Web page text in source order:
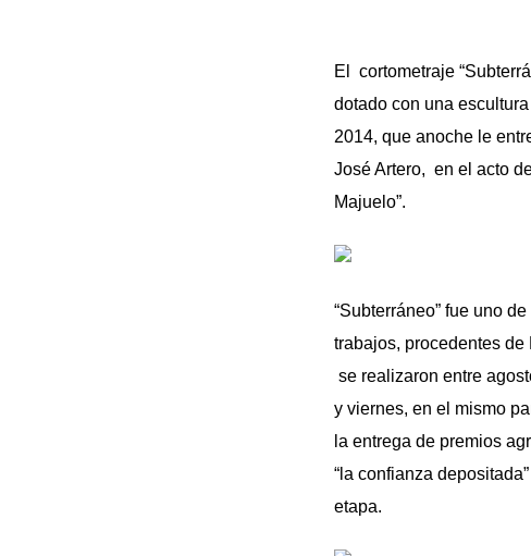
El cortometraje
dotado con una
2014, que anoche le
José Artero, en el acto
Majuelo”.
“Subterráneo” fue uno
trabajos, procedentes
se realizaron entre
y viernes, en el mismo
la entrega de premios
“la confianza
etapa.